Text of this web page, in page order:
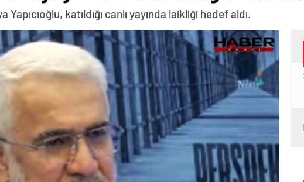
Yapıcıoğlu, katıldığı canlı yayında laikliği hedef aldı.